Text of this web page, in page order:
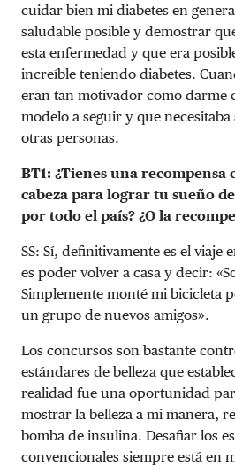
cuidar bien mi diabetes en
saludable posible y demostrar
esta enfermedad y que era
increíble teniendo diabetes.
eran tan motivador como darme
modelo a seguir y que
otras personas.
BT1: ¿Tienes una
cabeza para lograr tu sueño
por todo el país? ¿O la
SS: Sí, definitivamente es el viaje
es poder volver a casa y decir:
Simplemente monté mi bicicleta
un grupo de nuevos amigos».
Los concursos son bastante
estándares de belleza que
realidad fue una oportunidad
mostrar la belleza a mi manera,
bomba de insulina. Desafiar los
convencionales siempre está en